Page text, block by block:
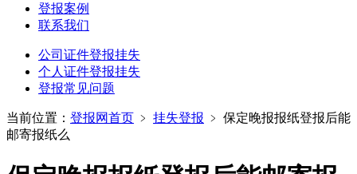
登报案例
联系我们
公司证件登报挂失
个人证件登报挂失
登报常见问题
当前位置： 登报网首页 ﹥ 挂失登报 ﹥ 保定晚报报纸登报后能
邮寄报纸么